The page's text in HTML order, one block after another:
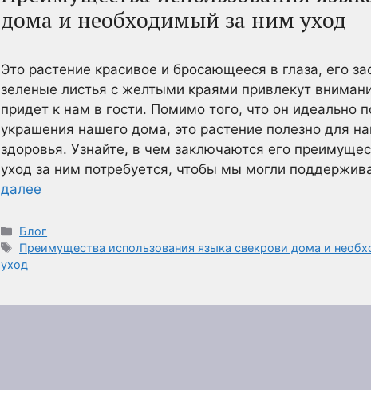
дома и необходимый за ним уход
Это растение красивое и бросающееся в глаза, его
зеленые листья с желтыми краями привлекут
придет к нам в гости. Помимо того, что он идеально
украшения нашего дома, это растение полезно для
здоровья. Узнайте, в чем заключаются его
уход за ним потребуется, чтобы мы могли
далее
Рубрики
Блог
Метки
Преимущества использования языка свекрови дома и
уход